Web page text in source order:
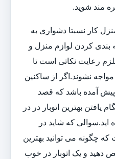
مند شوید.
کار نسبتا دشواری به
کردن لوازم منزل و
رعایت نکاتی است تا
مواجه نشوند.اگر از ساکنین
پیش آمده باشد که قصد
یافتن بهترین اتوبار در در
که شاید در
چگونه می توانید بهترین
دهید و یک اتوبار در خوب